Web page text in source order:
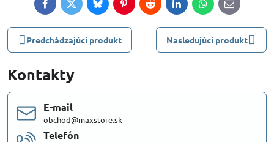
FacebookTwitterBlueskyPinterestRedditLinkedInWhatsApp
E-
mail
Predchádzajúci produkt Nasledujúci produkt
Kontakty
E-mail
obchod@maxstore.sk
Telefón